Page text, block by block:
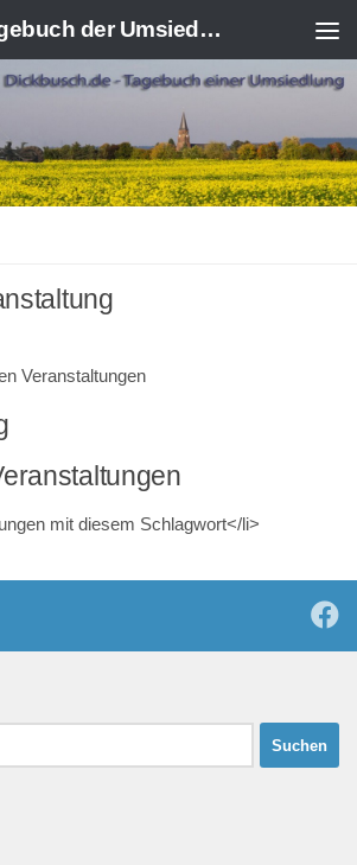
Dickbusch - Tagebuch der Umsiedlung von Kerpen-Manheim
Veranstaltungen
mit diesem Schlagwort</li>